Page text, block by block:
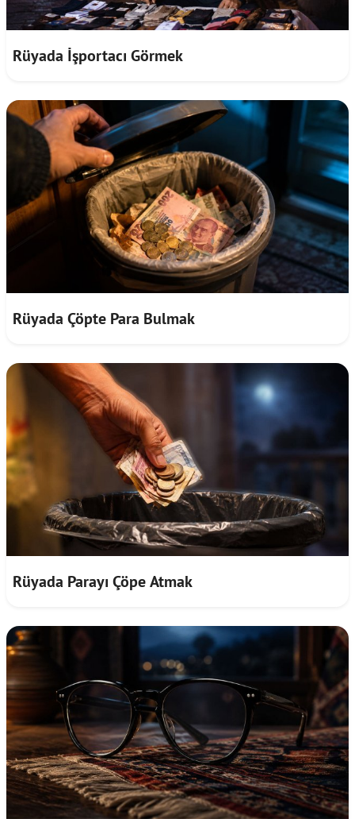
Rüyada İşportacı Görmek
Rüyada Çöpte Para Bulmak
Rüyada Parayı Çöpe Atmak